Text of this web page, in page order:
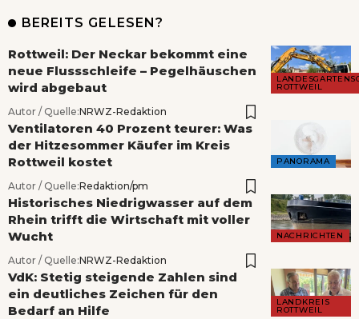
BEREITS GELESEN?
ROTTWEIL
Rottweil: Der Neckar bekommt eine
neue Flussschleife – Pegelhäuschen
wird abgebaut
Autor / Quelle:NRWZ-Redaktion
PANORAMA
Ventilatoren 40 Prozent teurer: Was
der Hitzesommer Käufer im Kreis
Rottweil kostet
Autor / Quelle:Redaktion/pm
NACHRICHTEN
Historisches Niedrigwasser auf dem
Rhein trifft die Wirtschaft mit voller
Wucht
Autor / Quelle:NRWZ-Redaktion
LANDKREIS
ROTTWEIL
VdK: Stetig steigende Zahlen sind
ein deutliches Zeichen für den
Bedarf an Hilfe